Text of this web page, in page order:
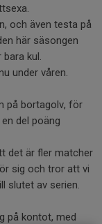
och även testa på
här säsongen
kul.
under våren.
på bortagolv, för
del poäng
det är fler matcher
sig och tror att vi
slutet av serien.
på kontot, med